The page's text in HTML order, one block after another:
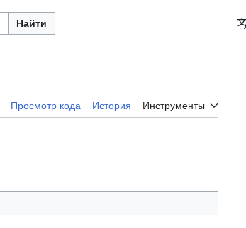
Найти
Просмотр кода История Инструменты